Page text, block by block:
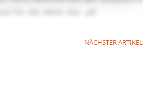
NÄCHSTER ARTIKEL